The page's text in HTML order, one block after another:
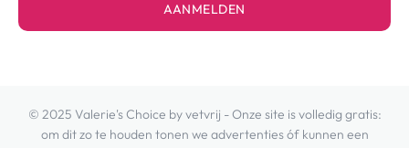
AANMELDEN
© 2025 Valerie's Choice by vetvrij - Onze site is volledig gratis:
om dit zo te houden tonen we advertenties óf kunnen een